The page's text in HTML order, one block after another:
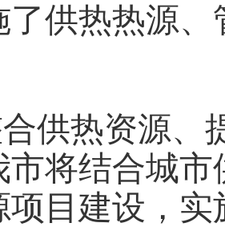
了供热热源
供热资源、
市将结合城
项目建设，